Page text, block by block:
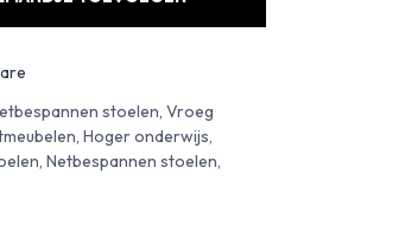
stoelen, Vroeg
Hoger onderwijs,
Netbespannen stoelen,